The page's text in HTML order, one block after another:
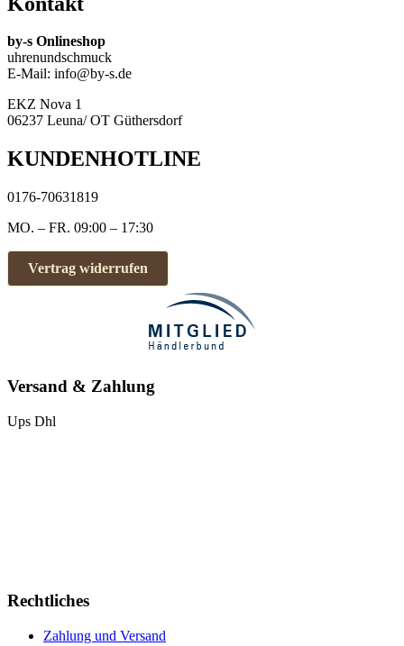
by-s Onlineshop
uhrenundschmuck
E-Mail: info@by-s.de
EKZ Nova 1
06237 Leuna/ OT Güthersdorf
KUNDENHOTLINE
0176-70631819
MO. – FR. 09:00 – 17:30
Vertrag widerrufen
Versand & Zahlung
Ups Dhl
Rechtliches
Zahlung und Versand